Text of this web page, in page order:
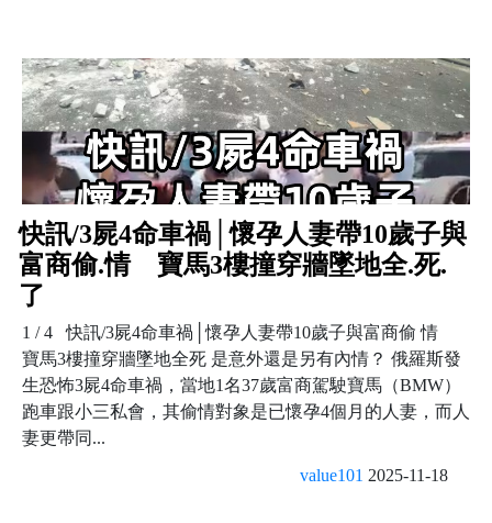
快訊/3屍4命車禍│懷孕人妻帶10歲子與
富商偷.情 寶馬3樓撞穿牆墜地全.死.
了
1 / 4 快訊/3屍4命車禍│懷孕人妻帶10歲子與富商偷 情
寶馬3樓撞穿牆墜地全死 是意外還是另有內情？ 俄羅斯發
生恐怖3屍4命車禍，當地1名37歲富商駕駛寶馬（BMW）
跑車跟小三私會，其偷情對象是已懷孕4個月的人妻，而人
妻更帶同...
value101 2025-11-18